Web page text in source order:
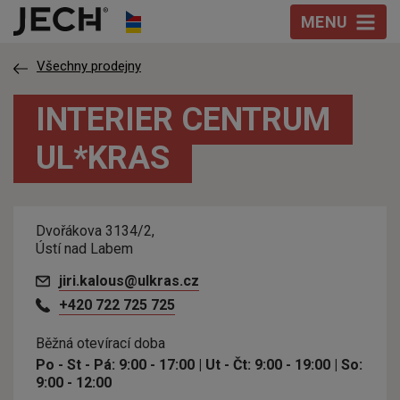
Přeskočit na obsah
MENU
Všechny prodejny
INTERIER CENTRUM
UL*KRAS
Dvořákova 3134/2,
Ústí nad Labem
jiri.kalous@ulkras.cz
+420 722 725 725
Běžná otevírací doba
Po - St - Pá: 9:00 - 17:00 | Ut - Čt: 9:00 - 19:00 | So:
9:00 - 12:00